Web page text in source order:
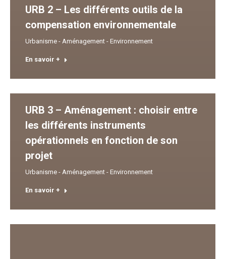
URB 2 – Les différents outils de la
compensation environnementale
Urbanisme - Aménagement - Environnement
En savoir +
URB 3 – Aménagement : choisir entre
les différents instruments
opérationnels en fonction de son
projet
Urbanisme - Aménagement - Environnement
En savoir +